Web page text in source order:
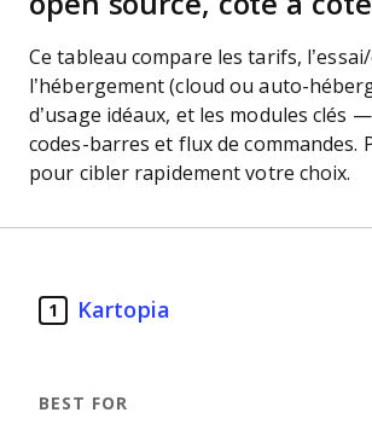
Ce tableau compare les tarifs,
l’hébergement (cloud ou auto-
d’usage idéaux, et les modules clés
codes-barres et flux de commandes.
pour cibler rapidement votre choix.
1 Kartopia